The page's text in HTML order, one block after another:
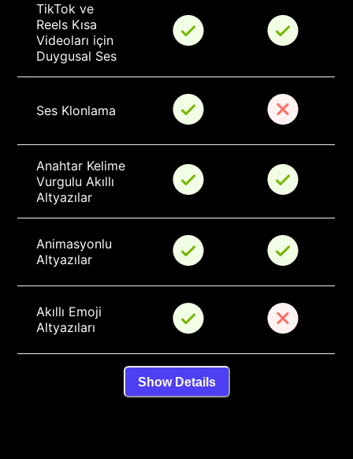
TikTok ve
Reels Kısa
Videoları için
Duygusal Ses
Ses Klonlama
Anahtar Kelime
Vurgulu Akıllı
Altyazılar
Animasyonlu
Altyazılar
Akıllı Emoji
Altyazıları
Show Details